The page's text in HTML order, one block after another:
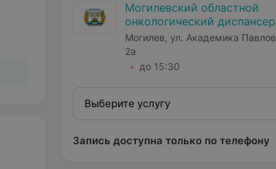
Могилевский областной
онкологический диспансер
Могилев, ул. Академика
2а
до 15:30
Выберите услугу
Запись доступна только по телефону